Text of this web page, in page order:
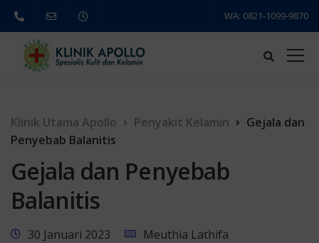
WA: 0821-1099-9870
Klinik Utama Apollo Penyakit Kelamin
Gejala dan
Penyebab Balanitis
Gejala dan Penyebab
Balanitis
30 Januari 2023 Meuthia Lathifa